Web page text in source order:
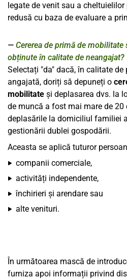
legate de venit sau a
redusă cu baza de evaluare a
Cererea de primă de mobilitate
obținute în calitate de neangajat?
Selectați "da" dacă, în calitate de
angajată, doriți să depuneți o
mobilitate și deplasarea dvs. la
de muncă a fost mai mare de 20
deplasările la domiciliul familiei
gestionării dublei gospodării.
Aceasta se aplică tuturor
companii comerciale,
activități independente,
închirieri și arendare sau
alte venituri.
În următoarea mască de
furniza apoi informații privind